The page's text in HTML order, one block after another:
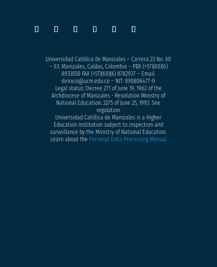
Universidad Católica de Manizales – Carrera 23 No. 60
– 63. Manizales, Caldas, Colombia – PBX (+57)(60)(6)
8933050FAX (+57)(60)(6) 8782937 – Email.
direxco@ucm.edu.co – NIT: 890806477-9
Legal status: Decree 271 of June 19, 1962 of the
Archdiocese of Manizales - Resolution Ministry of
National Education: 3275 of June 25, 1993. See
regulation
Universidad Católica de Manizales is a Higher
Education Institution subject to inspection and
surveillance by the Ministry of National Education.
Learn about the Personal Data Processing Manual